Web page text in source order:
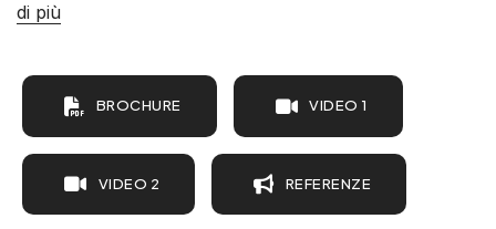
di più
BROCHURE VIDEO 1
VIDEO 2 REFERENZE